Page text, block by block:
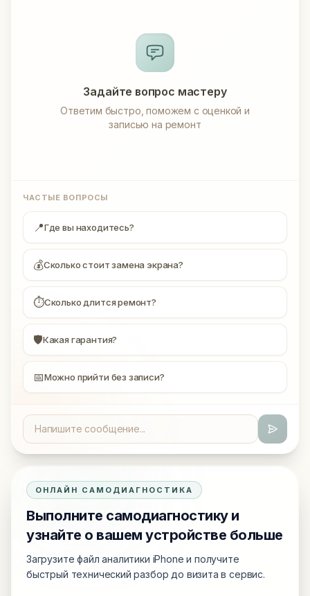
Задайте вопрос мастеру
Ответим быстро, поможем с оценкой и
записью на ремонт
ЧАСТЫЕ ВОПРОСЫ
📍Где вы находитесь?
💰Сколько стоит замена экрана?
⏱Сколько длится ремонт?
🛡Какая гарантия?
📅Можно прийти без записи?
ОНЛАЙН САМОДИАГНОСТИКА
Выполните самодиагностику и
узнайте о вашем устройстве больше
Загрузите файл аналитики iPhone и получите
быстрый технический разбор до визита в сервис.